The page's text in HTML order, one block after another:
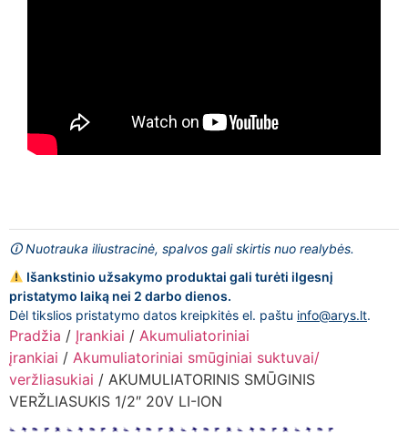
🛈 Nuotrauka iliustracinė, spalvos gali skirtis nuo realybės.
Išankstinio užsakymo produktai gali turėti ilgesnį
pristatymo laiką nei 2 darbo dienos.
Dėl tikslios pristatymo datos kreipkitės el. paštu info@arys.lt.
Pradžia / Įrankiai / Akumuliatoriniai
įrankiai / Akumuliatoriniai smūginiai suktuvai/
veržliasukiai / AKUMULIATORINIS SMŪGINIS
VERŽLIASUKIS 1/2″ 20V LI-ION